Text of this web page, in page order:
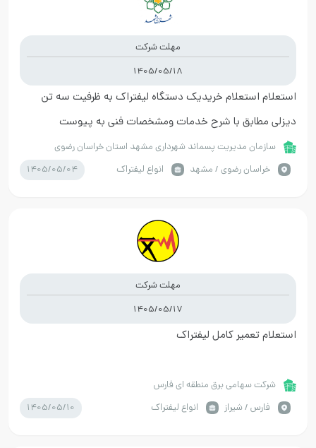
مهلت شرکت
1405/05/18
استعلام استعلام خریدیک دستگاه لیفتراک به ظرفیت سه تن
دیزلی مطابق با شرح خدمات ومشخصات فنی به پیوست
سازمان مدیریت پسماند شهرداری مشهد استان خراسان رضوی
خراسان رضوي / مشهد
انواع لیفتراک 1405/05/04
مهلت شرکت
1405/05/17
استعلام تعمیر کامل لیفتراک
شرکت سهامی برق منطقه ای فارس
فارس / شیراز
انواع لیفتراک 1405/05/10